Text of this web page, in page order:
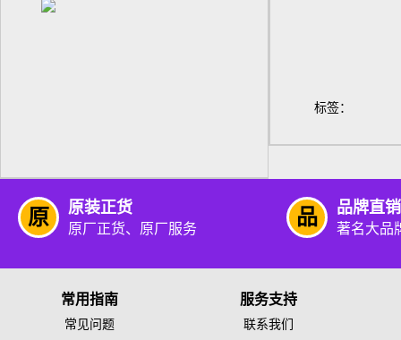
PL14-32 适用PVC、PUR等制品
标签：
原 原装正货
原厂正货、原厂服务 品 品牌直销
著名大品
常用指南
常见问题
服务支持
联系我们